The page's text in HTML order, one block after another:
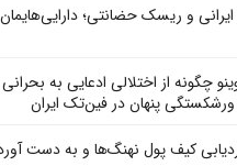
و ریسک حضانتی؛
چگونه از اختلالی ادعایی به
پنهان در فین‌تک ایران
ردیابی کیف پول‌ نهنگ‌ها و به دست